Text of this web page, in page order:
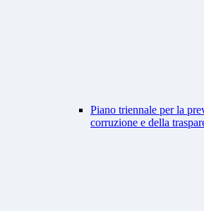
Piano triennale per la
corruzione e della